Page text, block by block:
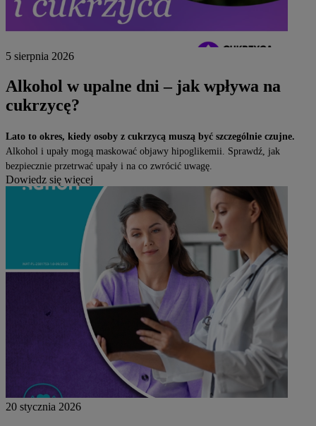
5 sierpnia 2026
Alkohol w upalne dni – jak wpływa na
cukrzycę?
Lato to okres, kiedy osoby z cukrzycą muszą być szczególnie czujne.
Alkohol i upały mogą maskować objawy hipoglikemii. Sprawdź, jak
bezpiecznie przetrwać upały i na co zwrócić uwagę.
Dowiedz się więcej
20 stycznia 2026